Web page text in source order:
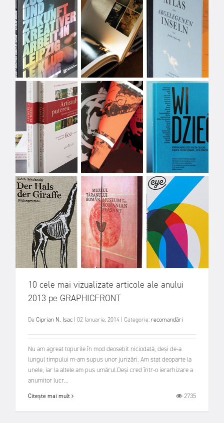
10 cele mai vizualizate articole ale anului
2013 pe GRAPHICFRONT
De Ciprian N. Isac 02 Ianuarie, 2014 Categorie:recomandări
Nu am agreat topurile în mod deosebit niciodată, deși de-a
lungul timpului m-am supus unor jurizări. Am stat deoparte la
unele, iar la altele am pus umărul.Deși cred într-o ierarhizare a
anumitor lucr...
Citește mai mult 2735